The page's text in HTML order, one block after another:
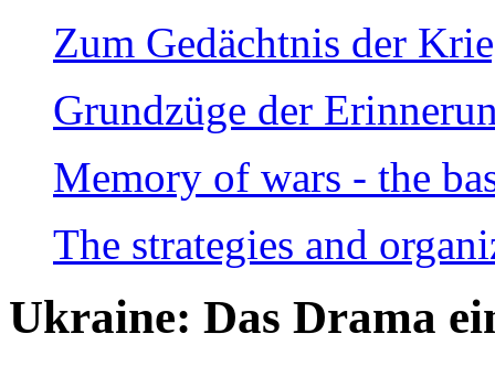
Zum Gedächtnis der
Grundzüge der
Memory of wars - the
The strategies and
Ukraine: Das Drama